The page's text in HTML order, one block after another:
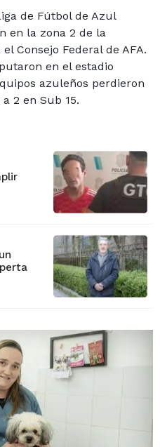
de Fútbol de Azul
en la zona 2 de la
Consejo Federal de AFA.
en el estadio
azuleños perdieron
2 en Sub 15.